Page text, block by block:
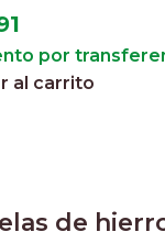
por
al carrito
de